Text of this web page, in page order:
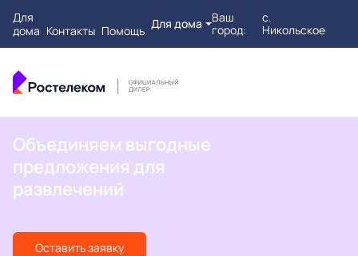
Для
дома Контакты Помощь Для дома
Ваш
город:
с.
Никольское
Объединяем выгодные
предложения для
развлечений
Оставить заявку